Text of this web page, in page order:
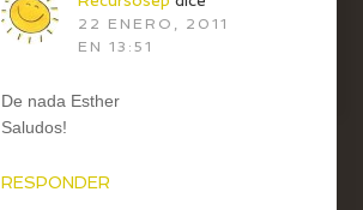
22 ENERO, 2011
EN 13:51
De nada Esther
Saludos!
RESPONDER